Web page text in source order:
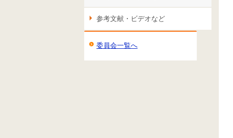
参考文献・ビデオなど
委員会一覧へ